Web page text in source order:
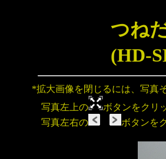
つね
(HD-
*拡大画像を閉じるには、写真
写真左上の
ボタンをクリ
写真左右の
ボタンを